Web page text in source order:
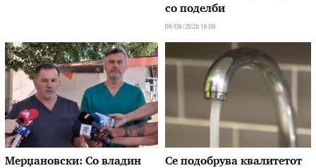
со поделби
08/08/2026 18:08
Мерџановски: Со владин
Се подобрува квалитетот